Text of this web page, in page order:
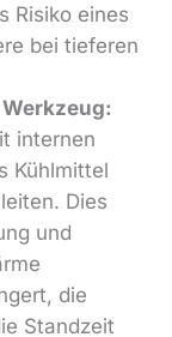
Risiko eines
bei tieferen
internen
Kühlmittel
Dies
und
die
Standzeit